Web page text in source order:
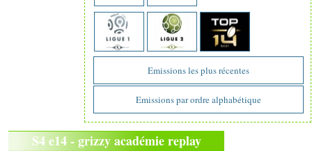
Emissions les plus récentes
Emissions par ordre alphabétique
S4 e14 - grizzy académie replay